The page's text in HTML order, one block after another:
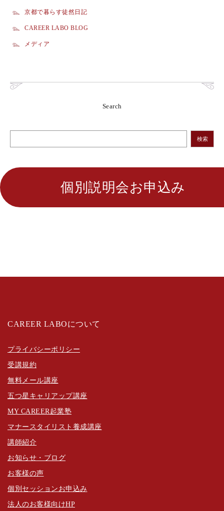
京都で暮らす徒然日記
CAREER LABO BLOG
メディア
Search
検索
個別説明会お申込み
CAREER LABOについて
プライバシーポリシー
受講規約
無料メール講座
五つ星キャリアップ講座
MY CAREER起業塾
マナースタイリスト養成講座
講師紹介
お知らせ・ブログ
お客様の声
個別セッションお申込み
法人のお客様向けHP